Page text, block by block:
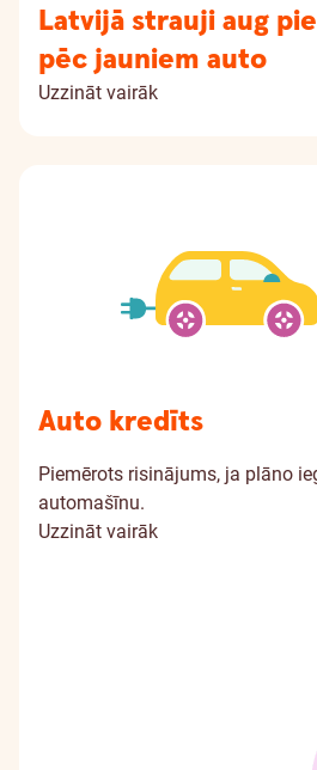
Latvijā strauji aug
pēc jauniem auto
Uzzināt vairāk
Auto kredīts
Piemērots risinājums, ja plāno
automašīnu.
Uzzināt vairāk